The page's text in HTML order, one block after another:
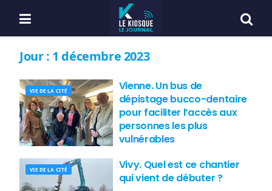
Jour : 1 décembre 2023
VIE DE LA CITÉ
Vienne. Un bus de
dépistage bucco-dentaire
pour faciliter l’accès aux
personnes les plus
vulnérables
VIE DE LA CITÉ
Vivy. Quel est ce chantier
qui vient de débuter ?